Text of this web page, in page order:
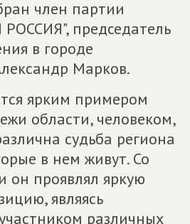
член партии
председатель
в городе
Марков.
ярким примером
области, человеком,
судьба региона
в нем живут. Со
он проявлял яркую
являясь
различных